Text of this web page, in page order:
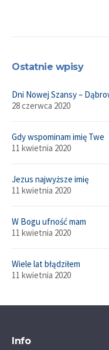
Ostatnie wpisy
Dni Nowej Szansy –
28 czerwca 2020
Gdy wspominam imię Twe
11 kwietnia 2020
Jezus najwyższe imię
11 kwietnia 2020
W Bogu ufność mam
11 kwietnia 2020
Wiele lat błądziłem
11 kwietnia 2020
Info